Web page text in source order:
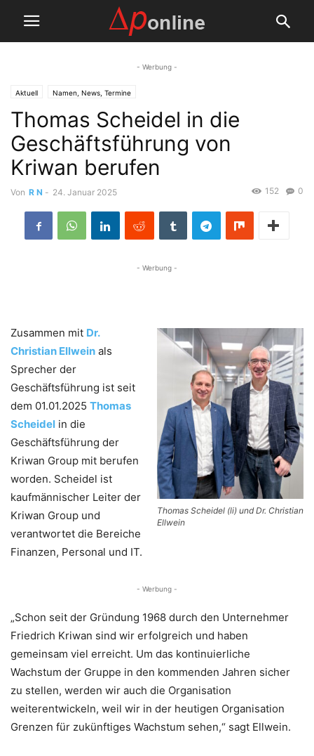
- Werbung -
Aktuell Namen, News, Termine
Thomas Scheidel in die
Geschäftsführung von
Kriwan berufen
Von R N - 24. Januar 2025 0
152
- Werbung -
Thomas Scheidel (li) und Dr. Christian
Ellwein
Zusammen mit Dr.
Christian Ellwein als
Sprecher der
Geschäftsführung ist seit
dem 01.01.2025 Thomas
Scheidel in die
Geschäftsführung der
Kriwan Group mit berufen
worden. Scheidel ist
kaufmännischer Leiter der
Kriwan Group und
verantwortet die Bereiche
Finanzen, Personal und IT.
- Werbung -
„Schon seit der Gründung 1968 durch den Unternehmer
Friedrich Kriwan sind wir erfolgreich und haben
gemeinsam viel erreicht. Um das kontinuierliche
Wachstum der Gruppe in den kommenden Jahren sicher
zu stellen, werden wir auch die Organisation
weiterentwickeln, weil wir in der heutigen Organisation
Grenzen für zukünftiges Wachstum sehen,“ sagt Ellwein.